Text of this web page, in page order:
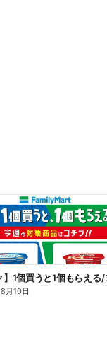
8月10日